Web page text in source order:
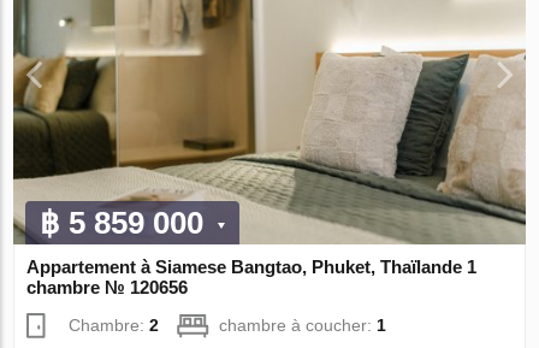
฿ 5 859 000
Appartement à Siamese Bangtao, Phuket, Thaïlande 1
chambre № 120656
Chambre:2 chambre à coucher: 1